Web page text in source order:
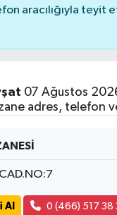
aracılığıyla teyit
07 Ağustos
adres, telefon
Al 0 (466) 517 38